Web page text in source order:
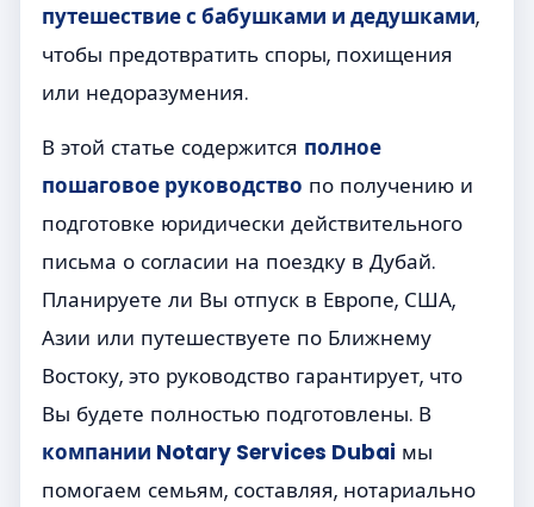
путешествие с бабушками и дедушками,
чтобы предотвратить споры, похищения
или недоразумения.
В этой статье содержится полное
пошаговое руководство по получению и
подготовке юридически действительного
письма о согласии на поездку в Дубай.
Планируете ли Вы отпуск в Европе, США,
Азии или путешествуете по Ближнему
Востоку, это руководство гарантирует, что
Вы будете полностью подготовлены. В
компании Notary Services Dubai мы
помогаем семьям, составляя, нотариально